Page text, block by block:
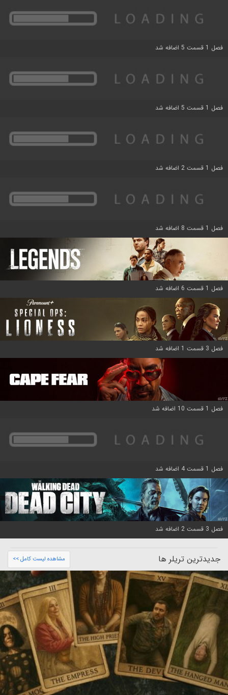
فصل 1 قسمت 5 اضافه شد
فصل 1 قسمت 5 اضافه شد
فصل 1 قسمت 2 اضافه شد
فصل 1 قسمت 8 اضافه شد
فصل 1 قسمت 6 اضافه شد
فصل 3 قسمت 1 اضافه شد
فصل 1 قسمت 10 اضافه شد
فصل 1 قسمت 4 اضافه شد
فصل 3 قسمت 2 اضافه شد
جدیدترین تریلر ها مشاهده لیست کامل >>